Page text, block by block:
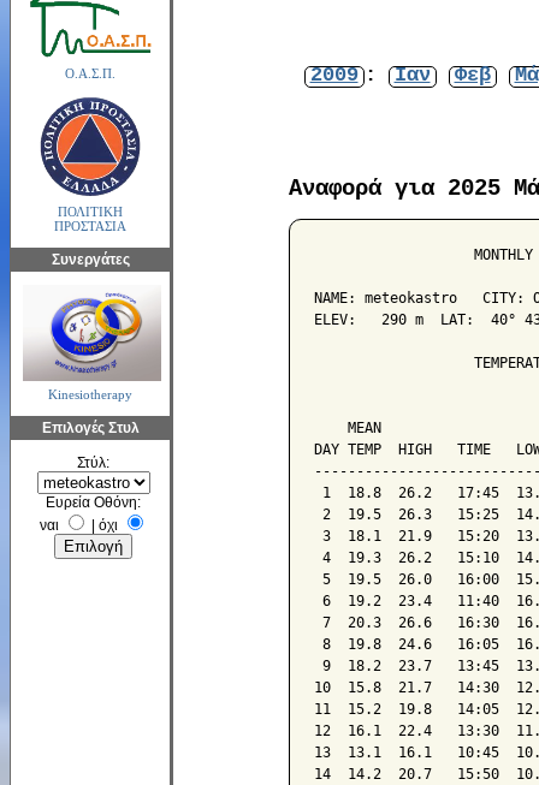
Ο.Α.Σ.Π.
ΠΟΛΙΤΙΚΗ
ΠΡΟΣΤΑΣΙΑ
Συνεργάτες
Kinesiotherapy
Επιλογές Στυλ
Στύλ:
Ευρεία Οθόνη:
ναι
όχι
2009 : Ιαν Φεβ
Αναφορά για 2025
NAME: meteokastro   CITY:
ELEV:   290 m  LAT:  40°
MEAN
DAY TEMP  HIGH   TIME
1  18.8  26.2   17:45
2  19.5  26.3   15:25
3  18.1  21.9   15:20
4  19.3  26.2   15:10
5  19.5  26.0   16:00
6  19.2  23.4   11:40
7  20.3  26.6   16:30
8  19.8  24.6   16:05
9  18.2  23.7   13:45
10  15.8  21.7   14:30
11  15.2  19.8   14:05
12  16.1  22.4   13:30
13  13.1  16.1   10:45
14  14.2  20.7   15:50